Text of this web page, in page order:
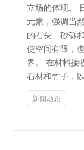
立场的体现。
元素，强调当
的石头、砂砾
使空间有限，
界。 在材料接
石材和竹子，
新闻动态